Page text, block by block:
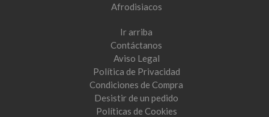
Afrodisiacos
Ir arriba
Contáctanos
Aviso Legal
Política de Privacidad
Condiciones de Compra
Desistir de un pedido
Políticas de Cookies